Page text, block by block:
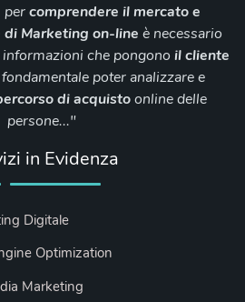
percomprendere il mercato e
Marketing on-line è necessario
che pongonoil cliente
poter analizzare e
diacquistoonline delle
persone..."
in Evidenza
Digitale
Optimization
Marketing